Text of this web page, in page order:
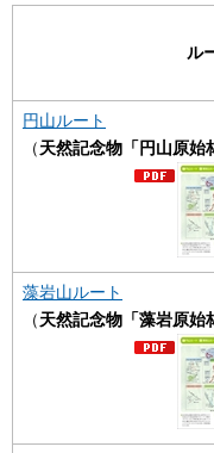
ル
円山ルート
（天然記念物「円山原始
藻岩山ルート
（天然記念物「藻岩原始